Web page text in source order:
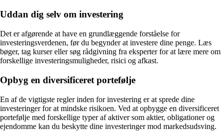
Uddan dig selv om investering
Det er afgørende at have en grundlæggende forståelse for
investeringsverdenen, før du begynder at investere dine penge. Læs
bøger, tag kurser eller søg rådgivning fra eksperter for at lære mere om
forskellige investeringsmuligheder, risici og afkast.
Opbyg en diversificeret portefølje
En af de vigtigste regler inden for investering er at sprede dine
investeringer for at mindske risikoen. Ved at opbygge en diversificeret
portefølje med forskellige typer af aktiver som aktier, obligationer og
ejendomme kan du beskytte dine investeringer mod markedsudsving.